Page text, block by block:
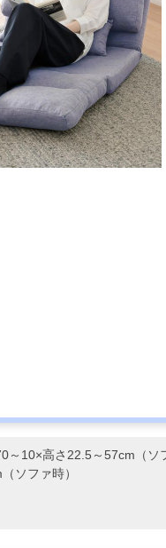
～10×高さ22.5～57cm（ソ
ソファ時）